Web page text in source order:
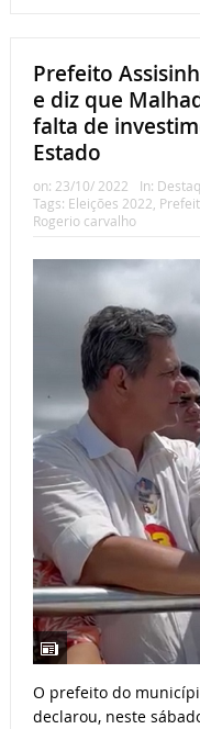
Prefeito
e diz que
falta de
Estado
on: 23/10/ 2022 In:
Tags: Eleições 2022
Rogerio carvalho
O prefeito do
declarou, neste